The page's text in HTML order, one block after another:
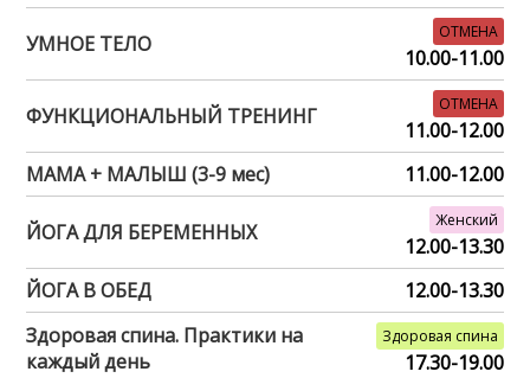
УМНОЕ ТЕЛО ОТМЕНА
10.00-11.00
ФУНКЦИОНАЛЬНЫЙ ТРЕНИНГ ОТМЕНА
11.00-12.00
МАМА + МАЛЫШ (3-9 мес)
11.00-12.00
ЙОГА ДЛЯ БЕРЕМЕННЫХ Женский
12.00-13.30
ЙОГА В ОБЕД
12.00-13.30
Здоровая спина. Практики на
каждый день
Здоровая спина
17.30-19.00